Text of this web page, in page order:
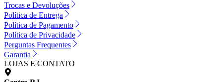
Trocas e Devoluções
Política de Entrega
Política de Pagamento
Política de Privacidade
Perguntas Frequentes
Garantia
LOJAS E CONTATO